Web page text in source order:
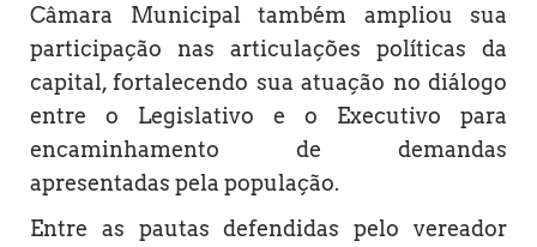
Câmara Municipal também ampliou sua
participação nas articulações políticas da
capital, fortalecendo sua atuação no diálogo
entre o Legislativo e o Executivo para
encaminhamento de demandas
apresentadas pela população.
Entre as pautas defendidas pelo vereador